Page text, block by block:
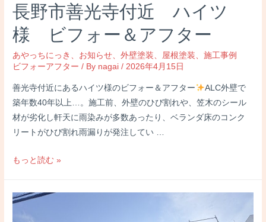
長野市善光寺付近 ハイツ
様 ビフォー＆アフター
あやっちにっき 、 お知らせ、外壁塗装、 屋根塗装、施工事例
ビフォーアフター / By nagai /2026年4月15日
善光寺付近にあるハイツ様のビフォー＆アフター
ALC外壁で
築年数40年以上…。施工前、外壁のひび割れや、笠木のシール
材が劣化し軒天に雨染みが多数あったり、ベランダ床のコンク
リートがひび割れ雨漏りが発注してい …
長
善
もっと読む »